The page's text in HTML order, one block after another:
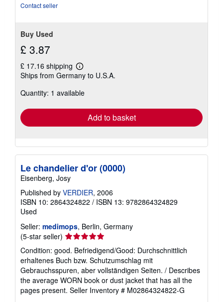
Contact seller
Buy Used
£ 3.87
£ 17.16 shipping
Learn
more
shipping
Ships from Germany to U.S.A.
Quantity: 1 available
Add to basket
Le chandelier d'or (0000)
Eisenberg, Josy
Published by VERDIER, 2006
ISBN 10: 2864324822 / ISBN 13: 9782864324829
Used
Seller: medimops, Berlin, Germany
(5-star seller) Seller
rating
5
out
of
5
stars
Condition: good. Befriedigend/Good: Durchschnittlich
erhaltenes Buch bzw. Schutzumschlag mit
Gebrauchsspuren, aber vollständigen Seiten. / Describes
the average WORN book or dust jacket that has all the
pages present. Seller Inventory # M02864324822-G